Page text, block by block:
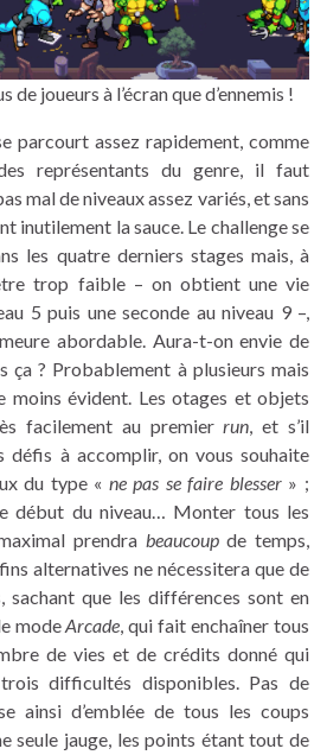
de joueurs à l’écran que d’ennemis !
parcourt assez rapidement, comme
représentants du genre, il faut
mal de niveaux assez variés, et sans
inutilement la sauce. Le challenge se
les quatre derniers stages mais, à
trop faible – on obtient une vie
5 puis une seconde au niveau 9 –,
abordable. Aura-t-on envie de
ça ? Probablement à plusieurs mais
moins évident. Les otages et objets
facilement au premierrun, et s’il
défis à accomplir, on vous souhaite
du type « ne pas se faire blesser» ;
début du niveau… Monter tous les
prendra beaucoupde temps,
alternatives ne nécessitera que de
sachant que les différences sont en
modeArcade, qui fait enchaîner tous
de vies et de crédits donné qui
difficultés disponibles. Pas de
ainsi d’emblée de tous les coups
seule jauge, les points étant tout de